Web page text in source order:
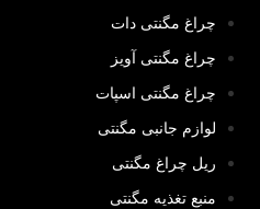
چراغ مگنتی دات
چراغ مگنتی آویز
چراغ مگنتی اسپات
لوازم جانبی مگنتی
ریل چراغ مگنتی
منبع تغذیه مگنتی